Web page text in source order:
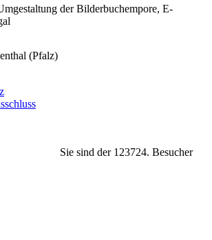
der Bilderbuchempore, E-
(Pfalz)
. Besucher
123724
Sie sind der